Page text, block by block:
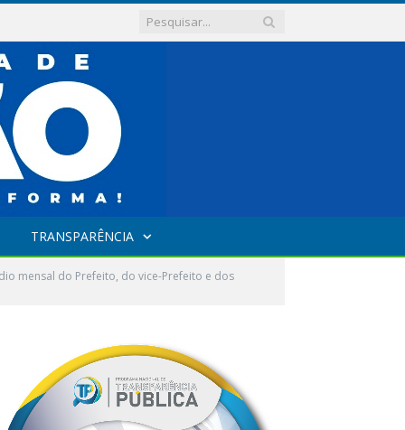
TRANSPARÊNCIA
mensal do Prefeito, do vice-Prefeito e dos